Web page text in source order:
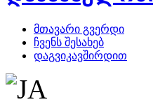
მთავარი გვერდი
ჩვენს შესახებ
დაგვიკავშირდით